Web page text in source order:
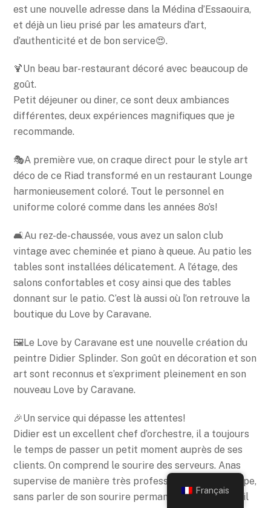
est une nouvelle adresse dans la Médina d’Essaouira,
et déjà un lieu prisé par les amateurs d’art,
d’authenticité et de bon service😍.
🍹Un beau bar-restaurant décoré avec beaucoup de
goût.
Petit déjeuner ou diner, ce sont deux ambiances
différentes, deux expériences magnifiques que je
recommande.
🎭A première vue, on craque direct pour le style art
déco de ce Riad transformé en un restaurant Lounge
harmonieusement coloré. Tout le personnel en
uniforme coloré comme dans les années 8o’s!
🛋Au rez-de-chaussée, vous avez un salon club
vintage avec cheminée et piano à queue. Au patio les
tables sont installées délicatement. A l’étage, des
salons confortables et cosy ainsi que des tables
donnant sur le patio. C’est là aussi où l’on retrouve la
boutique du Love by Caravane.
🖼Le Love by Caravane est une nouvelle création du
peintre Didier Splinder. Son goût en décoration et son
art sont reconnus et s’expriment pleinement en son
nouveau Love by Caravane.
🎉Un service qui dépasse les attentes!
Didier est un excellent chef d’orchestre, il a toujours
le temps de passer un petit moment auprès de ses
clients. On comprend le sourire des serveurs. Anas
supervise de manière très professionnelle son équipe,
sans parler de son sourire permanent et son accueil
To
Français